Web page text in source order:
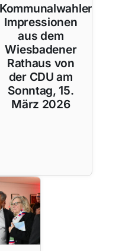
Kommunalwahlen:
Impressionen
aus dem
Wiesbadener
Rathaus von
der CDU am
Sonntag, 15.
März 2026